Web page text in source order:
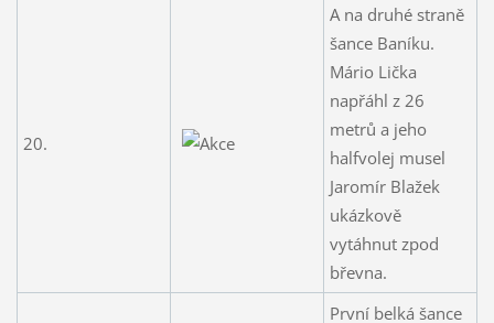
20.
A na druhé straně
šance Baníku.
Mário Lička
napřáhl z 26
metrů a jeho
halfvolej musel
Jaromír Blažek
ukázkově
vytáhnut zpod
břevna.
První belká šance